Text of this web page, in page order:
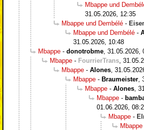
Mbappe und
31.05.2026, 12:35
Mbappe und Dembélé -
Mbappe und Dembélé -
31.05.2026, 10:48
Mbappe - donotrobme 31.05.2026,
Mbappe - FourrierTrans
Mbappe - Alones
Mbappe - Braumeister
Mbappe - Alones
Mbappe -
01.06.2026,
Mbappe -
Mbappe